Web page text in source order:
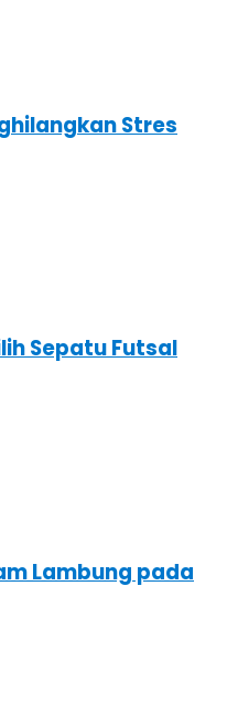
Stres
Sepatu Futsal
Lambung pada